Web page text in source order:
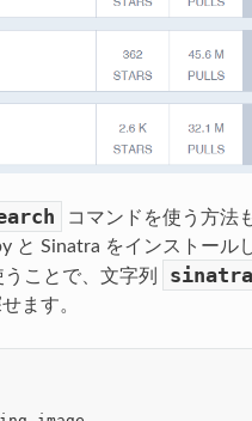
コマンドを使う方法
と Sinatra をインストール
ことで、文字列 sinatra
ます。